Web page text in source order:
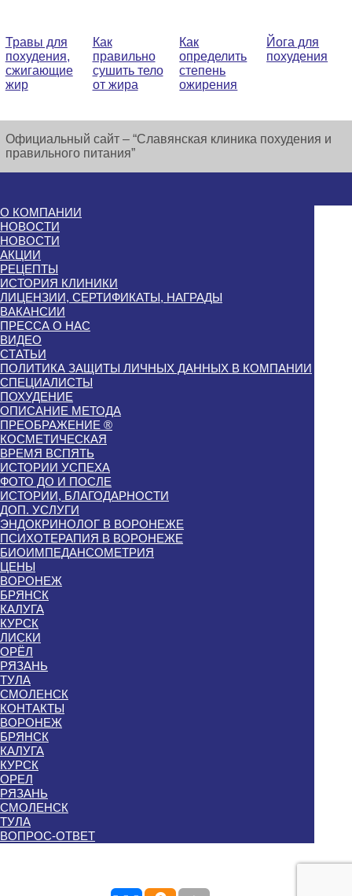
Травы для
похудения,
сжигающие
жир
Как
правильно
сушить тело
от жира
Как
определить
степень
ожирения
Йога для
похудения
Официальный сайт – “Славянская клиника похудения и
правильного питания”
О КОМПАНИИ
НОВОСТИ
НОВОСТИ
АКЦИИ
РЕЦЕПТЫ
ИСТОРИЯ КЛИНИКИ
ЛИЦЕНЗИИ, СЕРТИФИКАТЫ, НАГРАДЫ
ВАКАНСИИ
ПРЕССА О НАС
ВИДЕО
СТАТЬИ
ПОЛИТИКА ЗАЩИТЫ ЛИЧНЫХ ДАННЫХ В КОМПАНИИ
СПЕЦИАЛИСТЫ
ПОХУДЕНИЕ
ОПИСАНИЕ МЕТОДА
ПРЕОБРАЖЕНИЕ ®
КОСМЕТИЧЕСКАЯ
ВРЕМЯ ВСПЯТЬ
ИСТОРИИ УСПЕХА
ФОТО ДО И ПОСЛЕ
ИСТОРИИ, БЛАГОДАРНОСТИ
ДОП. УСЛУГИ
ЭНДОКРИНОЛОГ В ВОРОНЕЖЕ
ПСИХОТЕРАПИЯ В ВОРОНЕЖЕ
БИОИМПЕДАНСОМЕТРИЯ
ЦЕНЫ
ВОРОНЕЖ
БРЯНСК
КАЛУГА
КУРСК
ЛИСКИ
ОРЁЛ
РЯЗАНЬ
ТУЛА
СМОЛЕНСК
КОНТАКТЫ
ВОРОНЕЖ
БРЯНСК
КАЛУГА
КУРСК
ОРЕЛ
РЯЗАНЬ
СМОЛЕНСК
ТУЛА
ВОПРОС-ОТВЕТ